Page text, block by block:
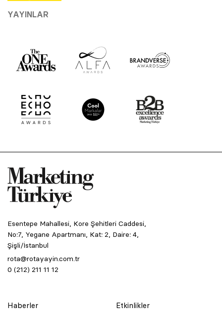
YAYINLAR
Esentepe Mahallesi, Kore Şehitleri Caddesi,
No:7, Yegane Apartmanı, Kat: 2, Daire: 4,
Şişli/İstanbul
rota@rotayayin.com.tr
0 (212) 211 11 12
Haberler
Etkinlikler